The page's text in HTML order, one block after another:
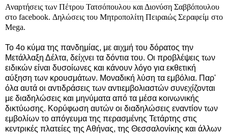
Αναρτήσεις των Πέτρου Τατσόπουλου και Διονύση Σαββόπουλου
στο facebook. Δηλώσεις του Μητροπολίτη Πειραιώς Σεραφείμ στο
Mega.
Το 4ο κύμα της πανδημίας, με αιχμή του δόρατος την
Μετάλλαξη Δέλτα, δείχνει τα δόντια του. Οι προβλέψεις των
ειδικών είναι δυσοίωνες και κάνουν λόγο για εκθετική
αύξηση των κρουσμάτων. Μοναδική λύση τα εμβόλια. Παρ'
όλα αυτά οι αντιδράσεις των αντιεμβολιαστών συνεχίζονται
με διαδηλώσεις και μηνύματα από τα μέσα κοινωνικής
δικτύωσης. Κορύφωση αυτών οι διαδηλώσεις εναντίον των
εμβολίων το απόγευμα της περασμένης Τετάρτης στις
κεντρικές πλατείες της Αθήνας, της Θεσσαλονίκης και άλλων